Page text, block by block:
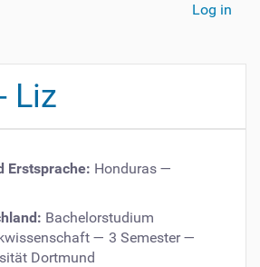
Log in
Liz
Erstsprache: Honduras —
Bachelorstudium
— 3 Semester —
Dortmund